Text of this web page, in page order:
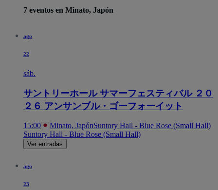
7 eventos en Minato, Japón
ago
22
sáb.
サントリーホール サマーフェスティバル ２０
２６ アンサンブル・ゴーフォーイット
15:00 Minato, JapónSuntory Hall - Blue Rose (Small Hall)
Suntory Hall - Blue Rose (Small Hall)
Ver entradas
ago
23